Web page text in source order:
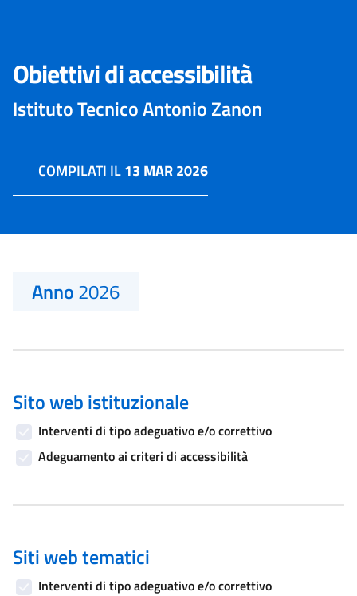
Obiettivi di accessibilità
Istituto Tecnico Antonio Zanon
COMPILATI IL13 MAR 2026
Anno2026
Sito web istituzionale
Interventi di tipo adeguativo e/o correttivo
Adeguamento ai criteri di accessibilità
Siti web tematici
Interventi di tipo adeguativo e/o correttivo